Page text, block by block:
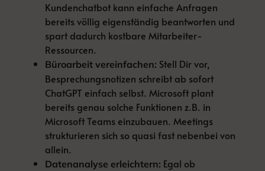
Kundenchatbot kann einfache Anfragen
bereits völlig eigenständig beantworten und
spart dadurch kostbare Mitarbeiter-
Ressourcen.
Büroarbeit vereinfachen: Stell Dir vor,
Besprechungsnotizen schreibt ab sofort
ChatGPT einfach selbst. Microsoft plant
bereits genau solche Funktionen z.B. in
Microsoft Teams einzubauen. Meetings
strukturieren sich so quasi fast nebenbei von
allein.
Datenanalyse erleichtern: Egal ob